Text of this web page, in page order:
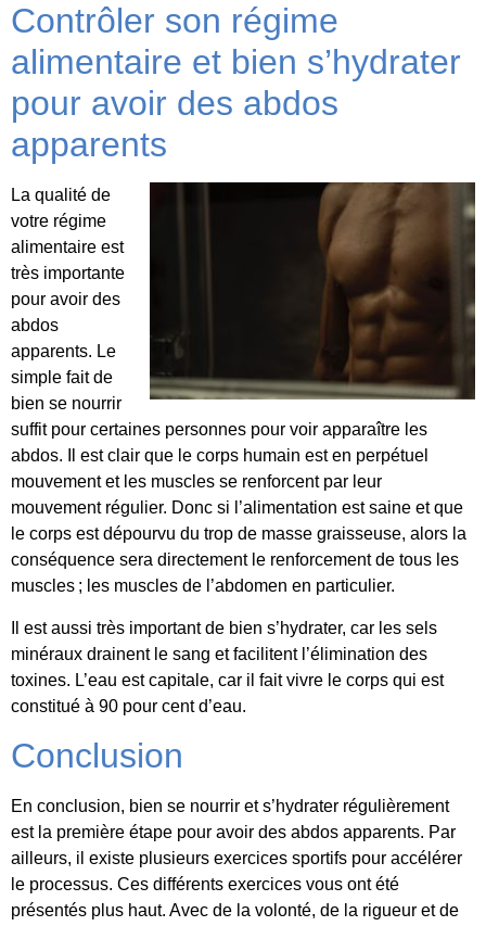
Contrôler son régime
alimentaire et bien s’hydrater
pour avoir des abdos
apparents
La qualité de
votre régime
alimentaire est
très importante
pour avoir des
abdos
apparents. Le
simple fait de
bien se nourrir
suffit pour certaines personnes pour voir apparaître les
abdos. Il est clair que le corps humain est en perpétuel
mouvement et les muscles se renforcent par leur
mouvement régulier. Donc si l’alimentation est saine et que
le corps est dépourvu du trop de masse graisseuse, alors la
conséquence sera directement le renforcement de tous les
muscles ; les muscles de l’abdomen en particulier.
Il est aussi très important de bien s’hydrater, car les sels
minéraux drainent le sang et facilitent l’élimination des
toxines. L’eau est capitale, car il fait vivre le corps qui est
constitué à 90 pour cent d’eau.
Conclusion
En conclusion, bien se nourrir et s’hydrater régulièrement
est la première étape pour avoir des abdos apparents. Par
ailleurs, il existe plusieurs exercices sportifs pour accélérer
le processus. Ces différents exercices vous ont été
présentés plus haut. Avec de la volonté, de la rigueur et de